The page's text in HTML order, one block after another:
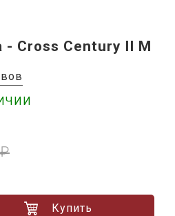
- Cross Century II M
Купить